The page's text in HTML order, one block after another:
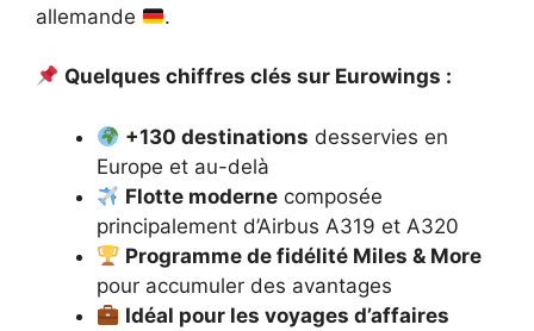
allemande
.
Quelques chiffres clés sur Eurowings :
+130 destinations desservies en
Europe et au-delà
Flotte moderne composée
principalement d’Airbus A319 et A320
Programme de fidélité Miles & More
pour accumuler des avantages
Idéal pour les voyages d’affaires